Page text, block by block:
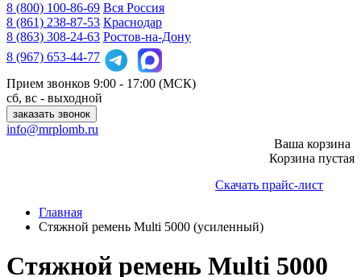
8 (800) 100-86-69 Вся Россия
8 (861) 238-87-53 Краснодар
8 (863) 308-24-63 Ростов-на-Дону
8 (967) 653-44-77
Прием звонков 9:00 - 17:00 (МСК)
сб, вс - выходной
заказать звонок
info@mrplomb.ru
Ваша корзина
Корзина пустая
Скачать прайс-лист
Главная
Стяжной ремень Multi 5000 (усиленный)
Стяжной ремень Multi 5000